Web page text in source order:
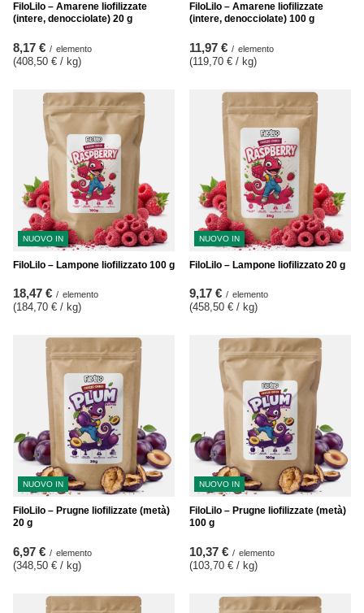
FiloLilo – Amarene liofilizzate
(intere, denocciolate) 20 g
8,17 € / elemento
(408,50 € / kg)
FiloLilo – Amarene liofilizzate
(intere, denocciolate) 100 g
11,97 € / elemento
(119,70 € / kg)
NUOVO IN
FiloLilo – Lampone liofilizzato 100 g
18,47 € / elemento
(184,70 € / kg)
NUOVO IN
FiloLilo – Lampone liofilizzato 20 g
9,17 € / elemento
(458,50 € / kg)
NUOVO IN
FiloLilo – Prugne liofilizzate (metà)
20 g
6,97 € / elemento
(348,50 € / kg)
NUOVO IN
FiloLilo – Prugne liofilizzate (metà)
100 g
10,37 € / elemento
(103,70 € / kg)